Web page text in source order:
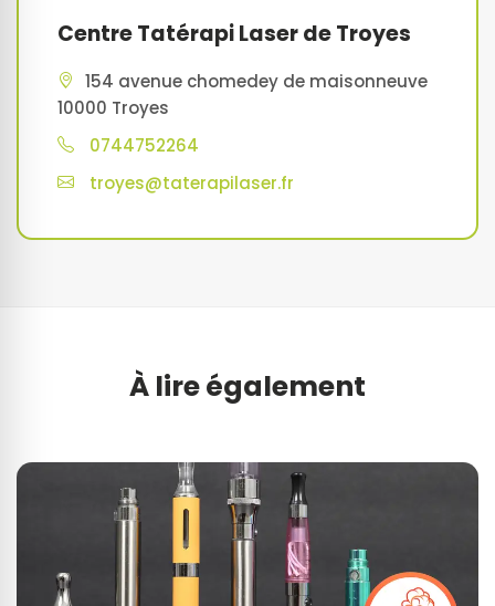
Centre Tatérapi Laser de Troyes
154 avenue chomedey de maisonneuve
10000 Troyes
0744752264
troyes@taterapilaser.fr
À lire également